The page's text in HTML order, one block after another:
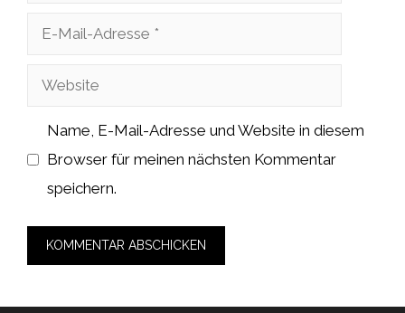
Adresse
Website
Name, E-Mail-Adresse und Website in diesem
Browser für meinen nächsten Kommentar
speichern.